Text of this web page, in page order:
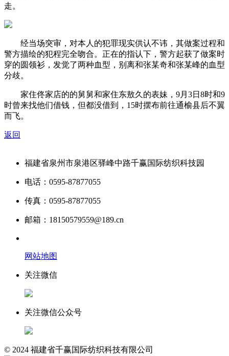
走。
经当场突审，对本人的犯罪现实供认不讳，其做案过程和
警方描绘的犯程完全吻合。正在的指认下，警方起获了做案时
穿的圆领衫，发觉了两种血型，别离和张某奇和张某峰的血型
分歧。
家住佟家店的的舅舅和家住东敖久的表妹，9月3日8时和9
时曾来找他们借钱，但都没借到，15时摆布前往通榆县后不翼
而飞。
返回
福建省泉州市泉港区驿峰中路千赢国际纺织科技园
电话：0595-87877055
传真：0595-87877055
邮箱：18150579559@189.cn
网站地图
关注微信
关注微信公众号
© 2024 福建省千赢国际纺织科技有限公司